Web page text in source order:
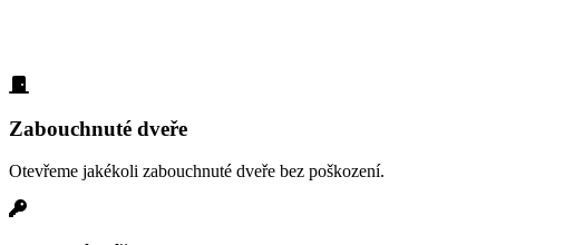
Zabouchnuté dveře
Otevřeme jakékoli zabouchnuté dveře bez poškození.